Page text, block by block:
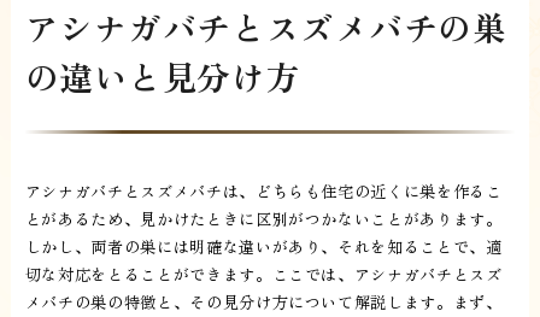
アシナガバチとスズメバチの巣
の違いと見分け方
アシナガバチとスズメバチは、どちらも住宅の近くに巣を作るこ
とがあるため、見かけたときに区別がつかないことがあります。
しかし、両者の巣には明確な違いがあり、それを知ることで、適
切な対応をとることができます。ここでは、アシナガバチとスズ
メバチの巣の特徴と、その見分け方について解説します。まず、